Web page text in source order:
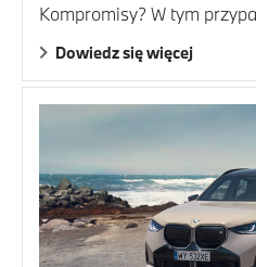
Kompromisy? W tym
Dowiedz się więcej